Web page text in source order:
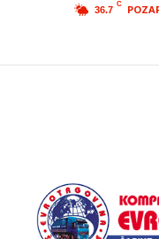
36.7
C